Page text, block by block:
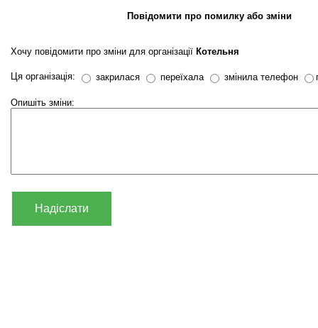
Повідомити про помилку або зміни
Хочу повідомити про зміни для організації Котельня
Ця організація: закрилася переїхала змінила телефон
Опишіть зміни:
Надіслати